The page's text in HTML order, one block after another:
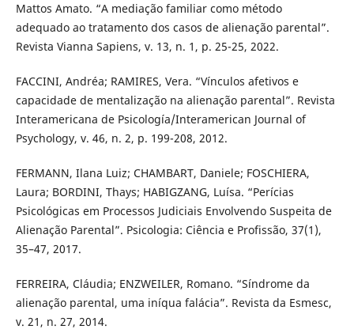
Mattos Amato. “A mediação familiar como método
adequado ao tratamento dos casos de alienação parental”.
Revista Vianna Sapiens, v. 13, n. 1, p. 25-25, 2022.
FACCINI, Andréa; RAMIRES, Vera. “Vínculos afetivos e
capacidade de mentalização na alienação parental”. Revista
Interamericana de Psicología/Interamerican Journal of
Psychology, v. 46, n. 2, p. 199-208, 2012.
FERMANN, Ilana Luiz; CHAMBART, Daniele; FOSCHIERA,
Laura; BORDINI, Thays; HABIGZANG, Luísa. “Perícias
Psicológicas em Processos Judiciais Envolvendo Suspeita de
Alienação Parental”. Psicologia: Ciência e Profissão, 37(1),
35–47, 2017.
FERREIRA, Cláudia; ENZWEILER, Romano. “Síndrome da
alienação parental, uma iníqua falácia”. Revista da Esmesc,
v. 21, n. 27, 2014.